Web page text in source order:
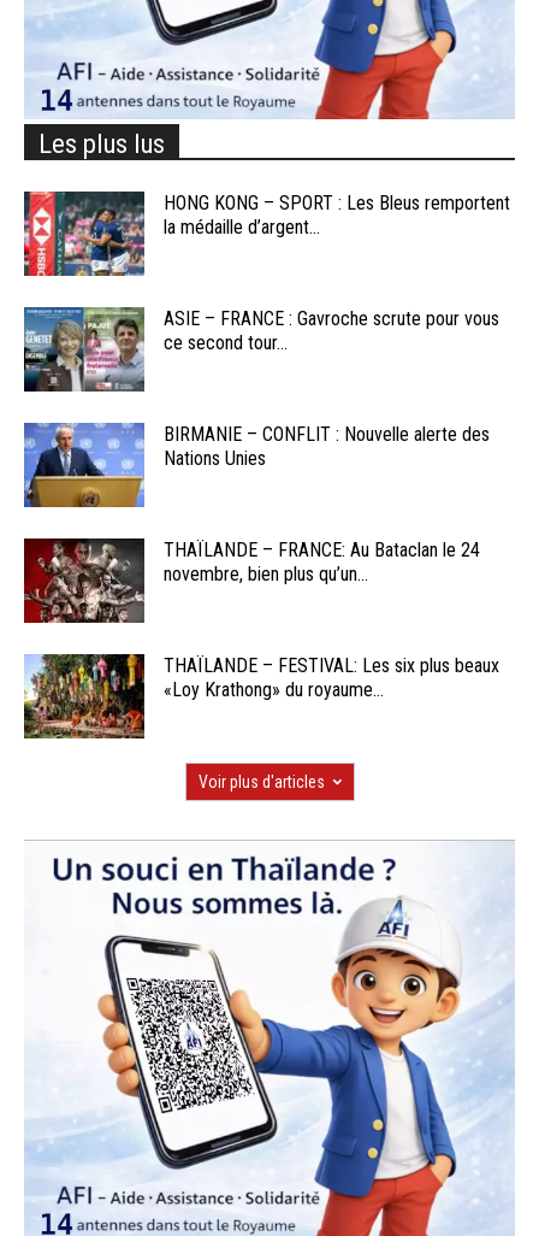
Les plus lus
HONG KONG – SPORT : Les Bleus remportent
la médaille d’argent...
ASIE – FRANCE : Gavroche scrute pour vous
ce second tour...
BIRMANIE – CONFLIT : Nouvelle alerte des
Nations Unies
THAÏLANDE – FRANCE: Au Bataclan le 24
novembre, bien plus qu’un...
THAÏLANDE – FESTIVAL: Les six plus beaux
«Loy Krathong» du royaume...
Voir plus d'articles